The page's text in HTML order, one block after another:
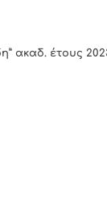
ακαδ. έτους